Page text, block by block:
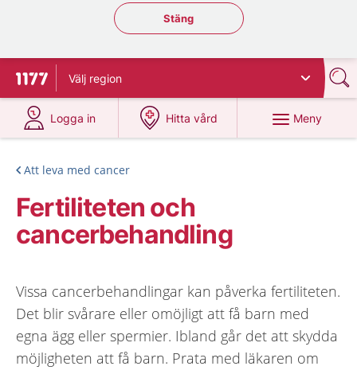
Stäng regionsväljaren
Stäng
Till startsidan för 1177
Välj region
Logga in
på 1177.se
Hitta vård
på 1177.se
Meny
Att leva med cancer
Fertiliteten och
cancerbehandling
Vissa cancerbehandlingar kan påverka fertiliteten.
Det blir svårare eller omöjligt att få barn med
egna ägg eller spermier. Ibland går det att skydda
möjligheten att få barn. Prata med läkaren om